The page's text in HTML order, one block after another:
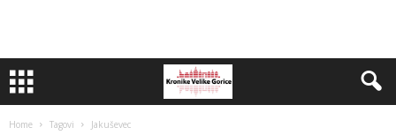
Home Tagovi Jakuševec